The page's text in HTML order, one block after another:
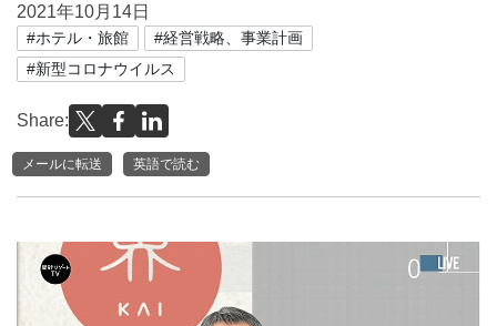
2021年10月14日
#ホテル・旅館
#経営戦略、事業計画
#新型コロナウイルス
Share:
メールに転送 英語で読む